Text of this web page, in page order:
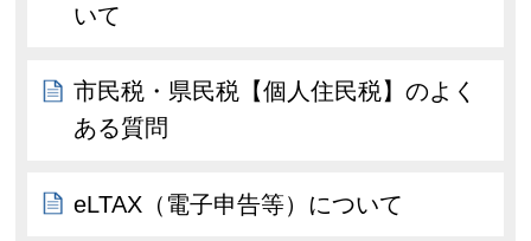
いて
市民税・県民税【個人住民税】のよく
ある質問
eLTAX（電子申告等）について